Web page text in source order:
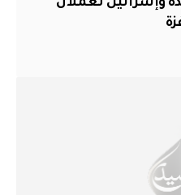
وإسرائيل تعملان